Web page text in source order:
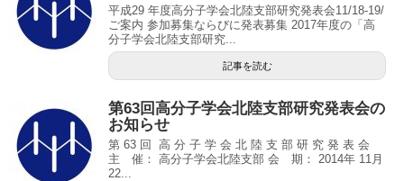
平成29 年度高分子学会北陸支部研究発表会11/18-19/
ご案内 参加募集ならびに発表募集 2017年度の「高
分子学会北陸支部研究...
記事を読む
第63回高分子学会北陸支部研究発表会の
お知らせ
第 63 回 高 分 子 学 会 北 陸 支 部 研 究 発 表 会
主 催： 高分子学会北陸支部 会 期： 2014年 11月
22...